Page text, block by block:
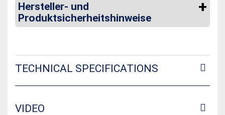
Hersteller- und
Produktsicherheitshinweise
TECHNICAL SPECIFICATIONS
VIDEO